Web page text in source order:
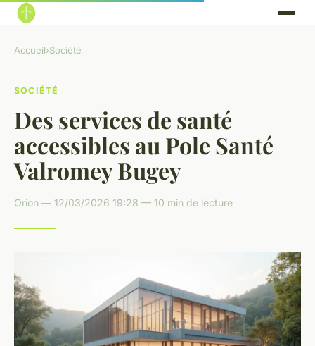
Accueil›Société
SOCIÉTÉ
Des services de santé
accessibles au Pole Santé
Valromey Bugey
Orion — 12/03/2026 19:28 — 10 min de lecture